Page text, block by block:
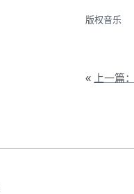
版权音乐
« 上一篇：